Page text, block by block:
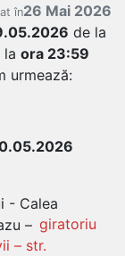
în26 Mai 2026
de la
la ora 23:59
urmează:
- Calea
– giratoriu
– str.